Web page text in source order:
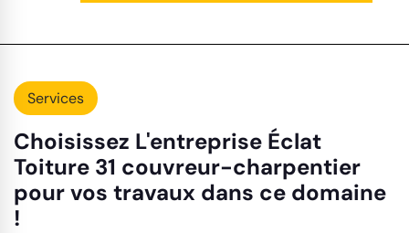
Services
Choisissez L'entreprise Éclat
Toiture 31 couvreur-charpentier
pour vos travaux dans ce domaine
!